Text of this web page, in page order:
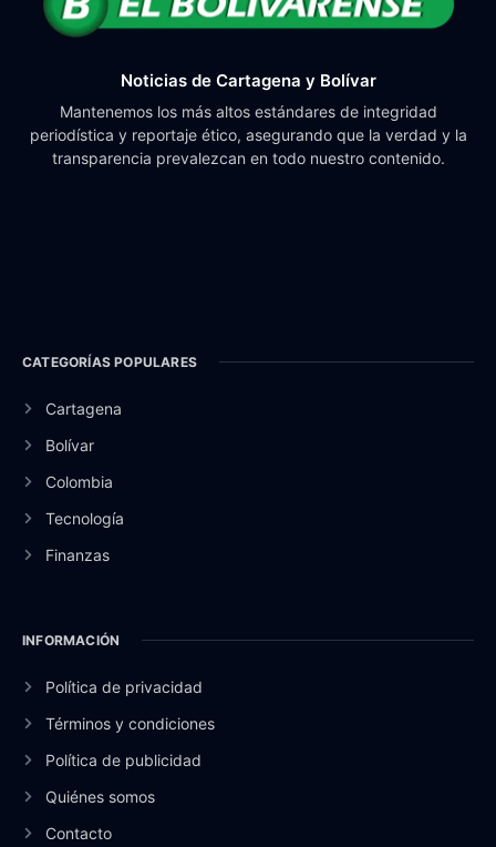
Noticias de Cartagena y Bolívar
Mantenemos los más altos estándares de integridad
periodística y reportaje ético, asegurando que la verdad y la
transparencia prevalezcan en todo nuestro contenido.
CATEGORÍAS POPULARES
Cartagena
Bolívar
Colombia
Tecnología
Finanzas
INFORMACIÓN
Política de privacidad
Términos y condiciones
Política de publicidad
Quiénes somos
Contacto